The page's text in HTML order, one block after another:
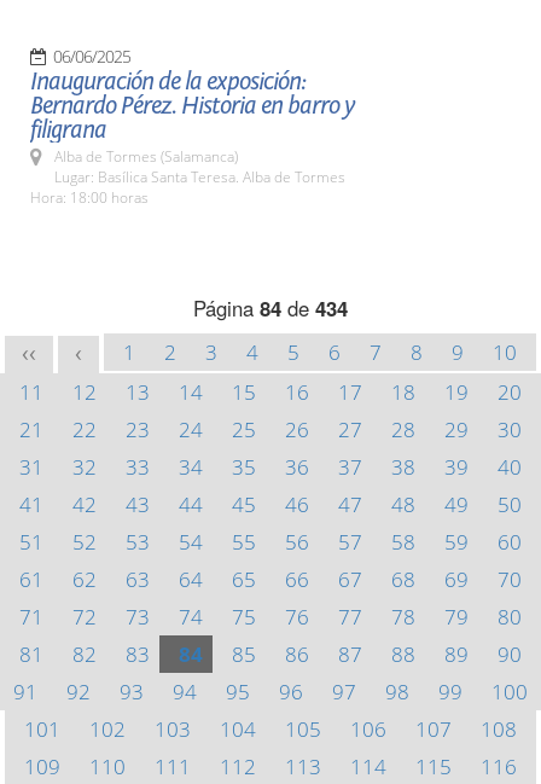
06/06/2025
Inauguración de la exposición:
Bernardo Pérez. Historia en barro y
filigrana
Alba de Tormes (Salamanca)
Lugar: Basílica Santa Teresa. Alba de Tormes
Hora: 18:00 horas
Página 84 de 434
<< < 1 2 3 4 5 6 7 8 9
10
11
12 13 14 15 16 17 18 19
20
21
22 23 24 25 26 27 28 29
30
31
32 33 34 35 36 37 38 39
40
41
42 43 44 45 46 47 48 49
50
51
52 53 54 55 56 57 58 59
60
61
62 63 64 65 66 67 68 69
70
71
72 73 74 75 76 77 78 79
80
81
82 83 84 85 86 87 88 89
90
91
92 93 94 95 96 97 98 99
100
101
102 103 104 105 106 107
108
109
110 111 112 113 114 115
116